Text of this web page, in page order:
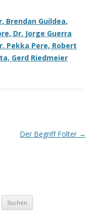
Brendan Guildea,
Dr. Jorge Guerra
Pekka Pere, Robert
Gerd Riedmeier
Der Begriff Folter →